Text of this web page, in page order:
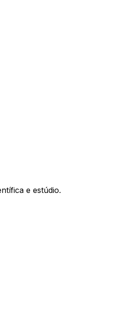
e estúdio.